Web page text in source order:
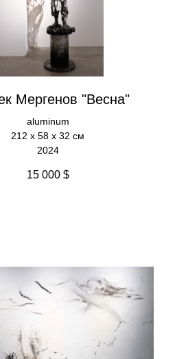
Мергенов "Весна"
aluminum
212 х 58 х 32 см
2024
15 000 $